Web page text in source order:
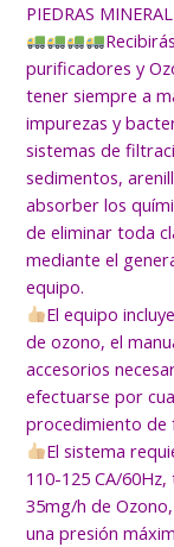
PIEDRAS
purificadores y
tener siempre a
impurezas y
sistemas de
sedimentos,
absorber los
de eliminar toda
mediante el
equipo.
El equipo
de ozono, el
accesorios
efectuarse por
procedimiento de
El sistema
110-125 CA/
35mg/h de
una presión